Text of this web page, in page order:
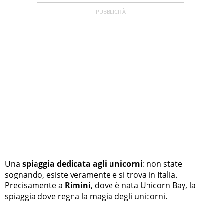
Una spiaggia dedicata agli unicorni: non state
sognando, esiste veramente e si trova in Italia.
Precisamente a Rimini, dove è nata Unicorn Bay, la
spiaggia dove regna la magia degli unicorni.